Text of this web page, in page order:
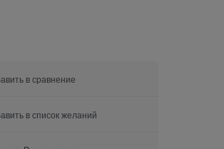
в сравнение
в список желаний